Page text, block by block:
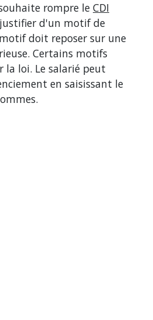
rompre le CDI
d'un motif de
doit reposer sur une
Certains motifs
loi. Le salarié peut
en saisissant le